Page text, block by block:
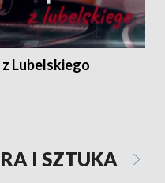
Lubelskiego
I SZTUKA